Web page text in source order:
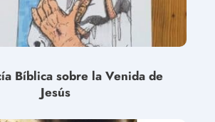
Bíblica sobre la Venida de
Jesús